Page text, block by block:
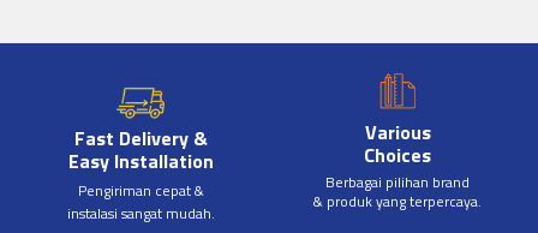
Fast Delivery &
Easy Installation
Pengiriman cepat &
instalasi sangat mudah.
Various
Choices
Berbagai pilihan brand
& produk yang terpercaya.